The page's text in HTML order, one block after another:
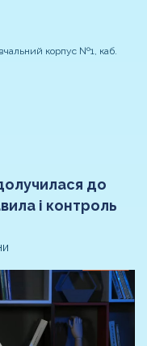
корпус №1, каб.
до
і контроль